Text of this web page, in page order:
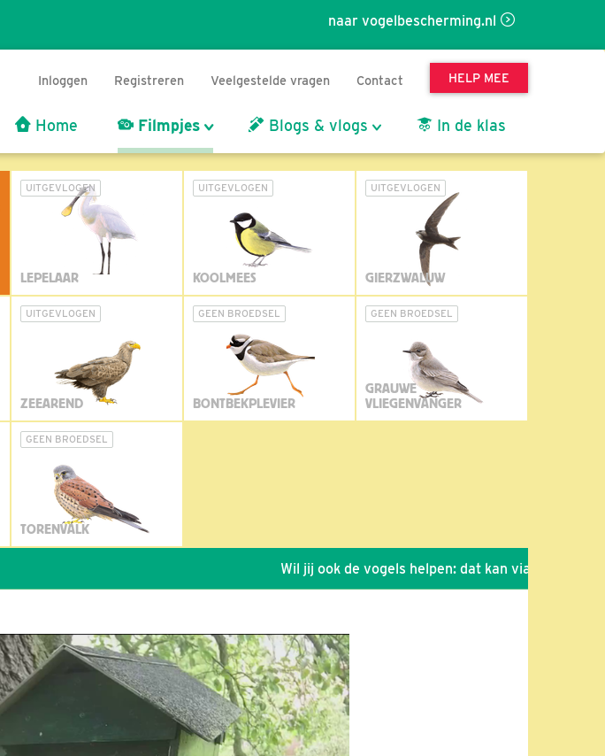
naar vogelbescherming.nl
Inloggen Registreren Veelgestelde vragen Contact HELP MEE
Home Filmpjes Blogs & vlogs In de klas
UITGEVLOGEN
LEPELAAR
UITGEVLOGEN
KOOLMEES
UITGEVLOGEN
GIERZWALUW
UITGEVLOGEN
ZEEAREND
GEEN BROEDSEL
BONTBEKPLEVIER
GEEN BROEDSEL
GRAUWE
VLIEGENVANGER
GEEN BROEDSEL
TORENVALK
Wil jij ook de vogels helpen: dat kan via de link!